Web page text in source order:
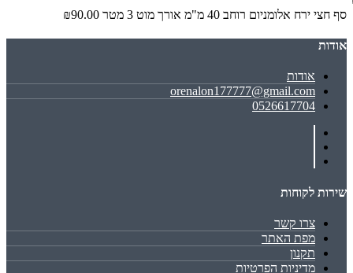
סף חצי ירח אלומניום רוחב 40 מ"מ אורך מוט 3 מטר ₪90.00
אודות
אודות
orenalon177777@gmail.com
0526617704
שירות לקוחות
צרו קשר
מפת האתר
תקנון
מדיניות הפרטיות